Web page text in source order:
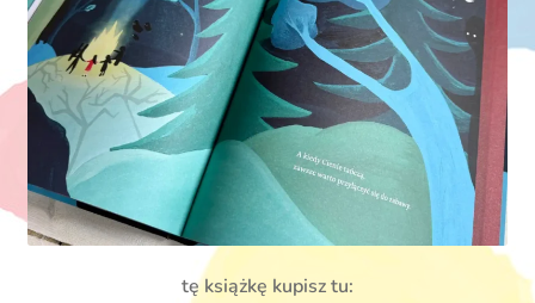
tę książkę kupisz tu: